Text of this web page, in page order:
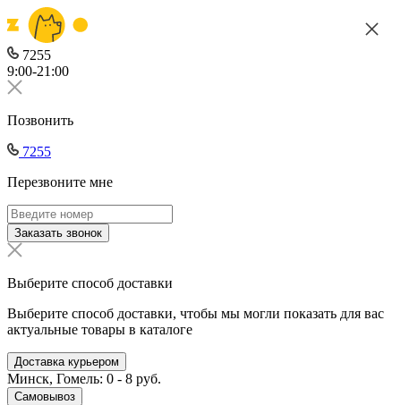
7255
9:00-21:00
Позвонить
7255
Перезвоните мне
Заказать звонок
Выберите способ доставки
Выберите способ доставки, чтобы мы могли показать для вас
актуальные товары в каталоге
Доставка курьером
Минск, Гомель: 0 - 8 руб.
Самовывоз